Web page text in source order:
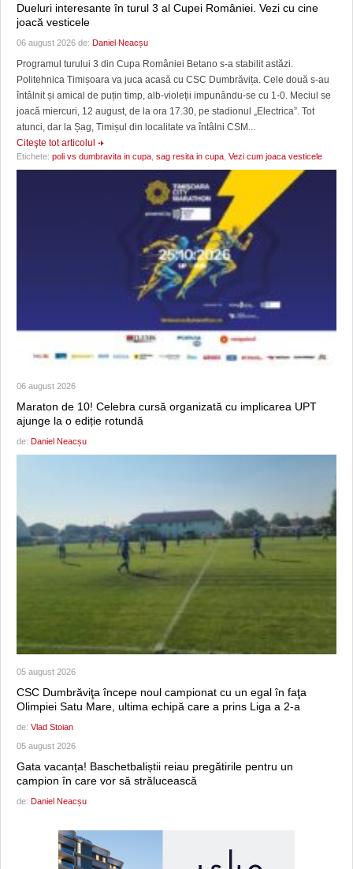
Dueluri interesante în turul 3 al Cupei României. Vezi cu cine
joacă vesticele
06 august 2026 de: Daniel Neacșu
Programul turului 3 din Cupa României Betano s-a stabilit astăzi.
Politehnica Timișoara va juca acasă cu CSC Dumbrăvița. Cele două s-au
întâlnit și amical de puțin timp, alb-violeții impunându-se cu 1-0. Meciul se
joacă miercuri, 12 august, de la ora 17.30, pe stadionul „Electrica”. Tot
atunci, dar la Șag, Timișul din localitate va întâlni CSM...
Citeşte tot articolul
Etichete: poli vs dumbravita in cupa sag resita in cupa Vezi cum joaca vesticele
06 august 2026
Maraton de 10! Celebra cursă organizată cu implicarea UPT
ajunge la o ediție rotundă
de: Daniel Neacșu
05 august 2026
CSC Dumbrăviţa începe noul campionat cu un egal în faţa
Olimpiei Satu Mare, ultima echipă care a prins Liga a 2-a
de: Vlad Stoian
05 august 2026
Gata vacanța! Baschetbaliștii reiau pregătirile pentru un
campion în care vor să strălucească
de: Daniel Neacșu